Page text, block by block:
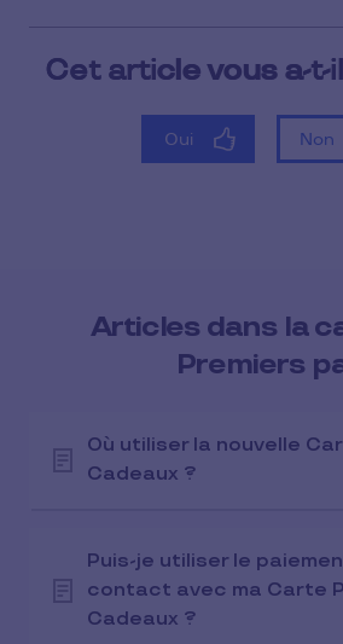
Articles dans la
Premiers
Où utiliser la nouvelle
Cadeaux ?
Puis-je utiliser le
contact avec ma Carte
Cadeaux ?